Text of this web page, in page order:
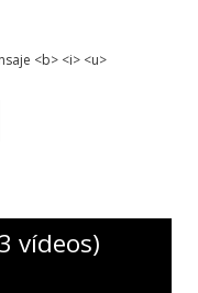
<b> <i> <u>
vídeos)